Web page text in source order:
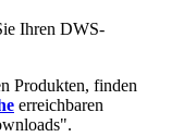
Ihren DWS-
Produkten, finden
erreichbaren